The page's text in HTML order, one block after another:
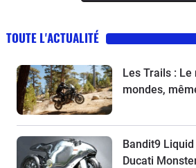
TOUTE L'ACTUALITÉ
Les Trails :
mondes,
Bandit9
Ducati